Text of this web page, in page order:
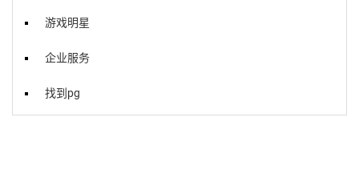
游戏明星
企业服务
找到pg